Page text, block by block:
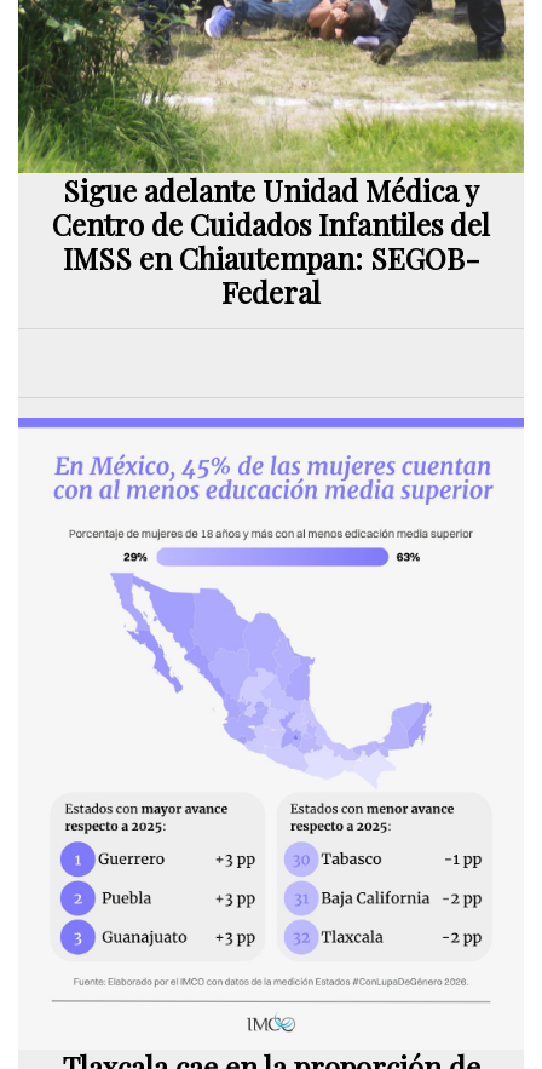
Sigue adelante Unidad Médica y
Centro de Cuidados Infantiles del
IMSS en Chiautempan: SEGOB-
Federal